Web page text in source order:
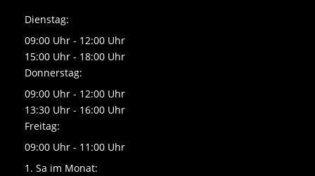
Dienstag:
09:00 Uhr - 12:00 Uhr
15:00 Uhr - 18:00 Uhr
Donnerstag:
09:00 Uhr - 12:00 Uhr
13:30 Uhr - 16:00 Uhr
Freitag:
09:00 Uhr - 11:00 Uhr
1. Sa im Monat: